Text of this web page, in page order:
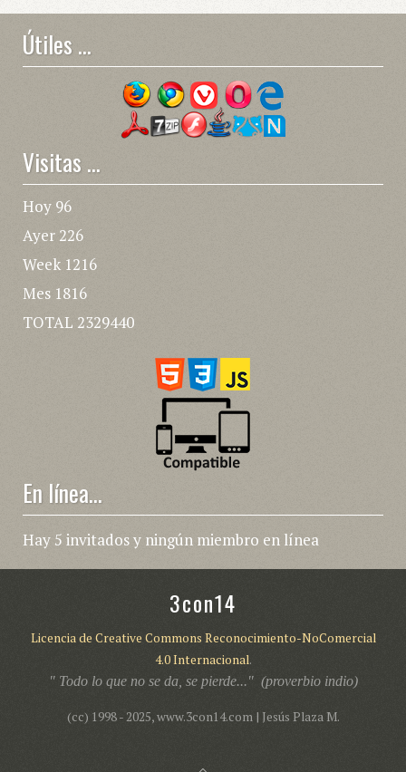
Útiles ...
Visitas ...
Hoy 96
Ayer 226
Week 1216
Mes 1816
TOTAL 2329440
En línea...
Hay 5 invitados y ningún miembro en línea
3con14
Licencia de Creative Commons Reconocimiento-NoComercial
4.0 Internacional.
" Todo lo que no se da, se pierde..." (proverbio indio)
(cc) 1998 - 2025, www.3con14.com | Jesús Plaza M.